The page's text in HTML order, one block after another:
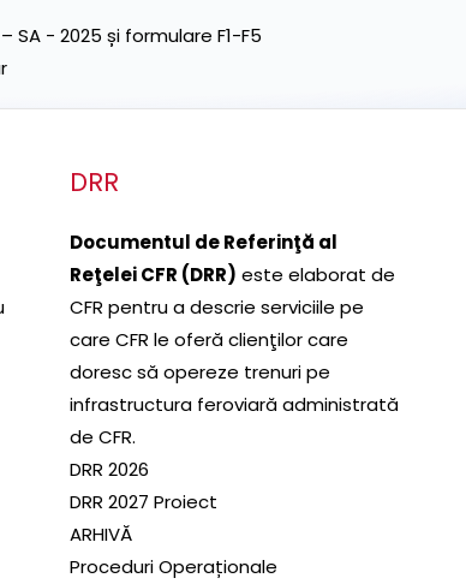
SA - 2025 și formulare F1-F5
DRR
Documentul de Referinţă al
Reţelei CFR (DRR) este elaborat de
CFR pentru a descrie serviciile pe
care CFR le oferă clienţilor care
doresc să opereze trenuri pe
infrastructura feroviară administrată
de CFR.
DRR 2026
DRR 2027 Proiect
ARHIVĂ
Proceduri Operaționale